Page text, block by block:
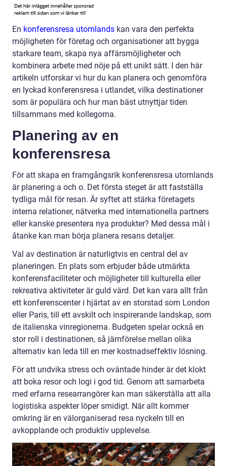
En konferensresa utomlands kan vara den perfekta
möjligheten för företag och organisationer att bygga
starkare team, skapa nya affärsmöjligheter och
kombinera arbete med nöje på ett unikt sätt. I den här
artikeln utforskar vi hur du kan planera och genomföra
en lyckad konferensresa i utlandet, vilka destinationer
som är populära och hur man bäst utnyttjar tiden
tillsammans med kollegorna.
Planering av en
konferensresa
För att skapa en framgångsrik konferensresa utomlands
är planering a och o. Det första steget är att fastställa
tydliga mål för resan. Är syftet att stärka företagets
interna relationer, nätverka med internationella partners
eller kanske presentera nya produkter? Med dessa mål i
åtanke kan man börja planera resans detaljer.
Val av destination är naturligtvis en central del av
planeringen. En plats som erbjuder både utmärkta
konferensfaciliteter och möjligheter till kulturella eller
rekreativa aktiviteter är guld värd. Det kan vara allt från
ett konferenscenter i hjärtat av en storstad som London
eller Paris, till ett avskilt och inspirerande landskap, som
de italienska vinregionerna. Budgeten spelar också en
stor roll i destinationen, så jämförelse mellan olika
alternativ kan leda till en mer kostnadseffektiv lösning.
För att undvika stress och oväntade hinder är det klokt
att boka resor och logi i god tid. Genom att samarbeta
med erfarna researrangörer kan man säkerställa att alla
logistiska aspekter löper smidigt. När allt kommer
omkring är en välorganiserad resa nyckeln till en
avkopplande och produktiv upplevelse.